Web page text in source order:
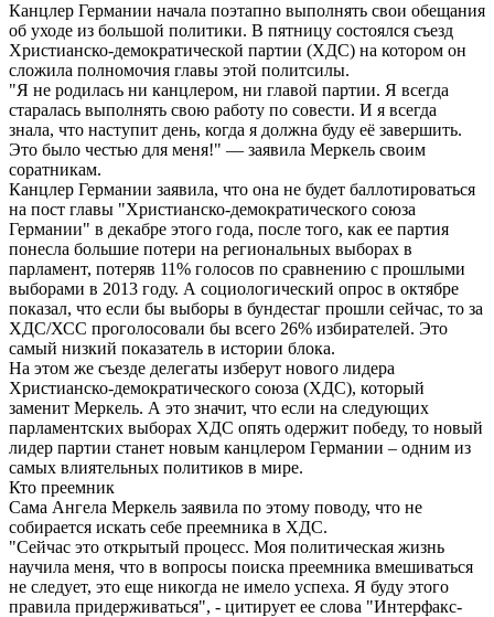
Канцлер Германии начала поэтапно выполнять свои обещания
об уходе из большой политики. В пятницу состоялся съезд
Христианско-демократической партии (ХДС) на котором он
сложила полномочия главы этой политсилы.
"Я не родилась ни канцлером, ни главой партии. Я всегда
старалась выполнять свою работу по совести. И я всегда
знала, что наступит день, когда я должна буду её завершить.
Это было честью для меня!" — заявила Меркель своим
соратникам.
Канцлер Германии заявила, что она не будет баллотироваться
на пост главы "Христианско-демократического союза
Германии" в декабре этого года, после того, как ее партия
понесла большие потери на региональных выборах в
парламент, потеряв 11% голосов по сравнению с прошлыми
выборами в 2013 году. А социологический опрос в октябре
показал, что если бы выборы в бундестаг прошли сейчас, то за
ХДС/ХСС проголосовали бы всего 26% избирателей. Это
самый низкий показатель в истории блока.
На этом же съезде делегаты изберут нового лидера
Христианско-демократического союза (ХДС), который
заменит Меркель. А это значит, что если на следующих
парламентских выборах ХДС опять одержит победу, то новый
лидер партии станет новым канцлером Германии – одним из
самых влиятельных политиков в мире.
Кто преемник
Сама Ангела Меркель заявила по этому поводу, что не
собирается искать себе преемника в ХДС.
"Сейчас это открытый процесс. Моя политическая жизнь
научила меня, что в вопросы поиска преемника вмешиваться
не следует, это еще никогда не имело успеха. Я буду этого
правила придерживаться", - цитирует ее слова "Интерфакс-